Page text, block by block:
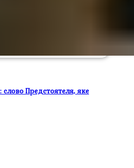
Предстоятеля, яке